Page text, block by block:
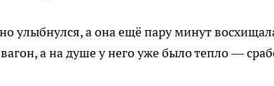
улыбнулся, а она ещё пару минут
а на душе у него уже было тепло —